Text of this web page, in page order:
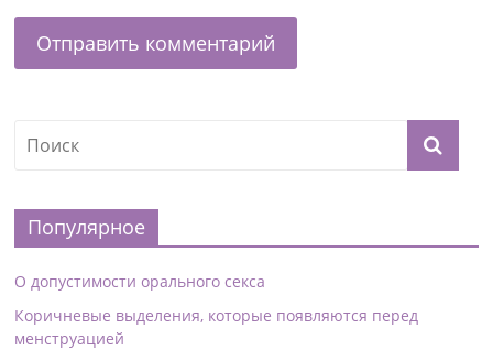
Популярное
О допустимости орального секса
Коричневые выделения, которые появляются перед
менструацией